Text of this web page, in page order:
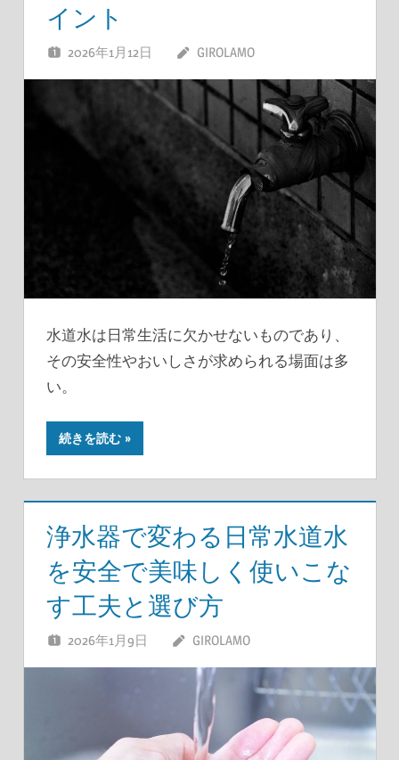
イント
2026年1月12日 GIROLAMO
水道水は日常生活に欠かせないものであり、
その安全性やおいしさが求められる場面は多
い。
続きを読む
浄水器で変わる日常水道水
を安全で美味しく使いこな
す工夫と選び方
2026年1月9日 GIROLAMO